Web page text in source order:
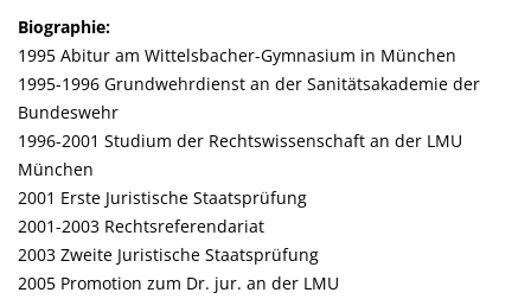
Biographie:
1995 Abitur am Wittelsbacher-Gymnasium in München
1995-1996 Grundwehrdienst an der Sanitätsakademie der
Bundeswehr
1996-2001 Studium der Rechtswissenschaft an der LMU
München
2001 Erste Juristische Staatsprüfung
2001-2003 Rechtsreferendariat
2003 Zweite Juristische Staatsprüfung
2005 Promotion zum Dr. jur. an der LMU